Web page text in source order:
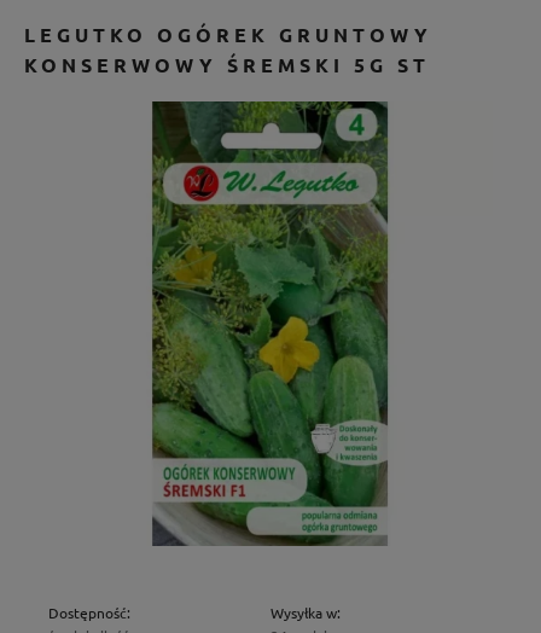
LEGUTKO OGÓREK GRUNTOWY
KONSERWOWY ŚREMSKI 5G ST
Dostępność:
Wysyłka w: